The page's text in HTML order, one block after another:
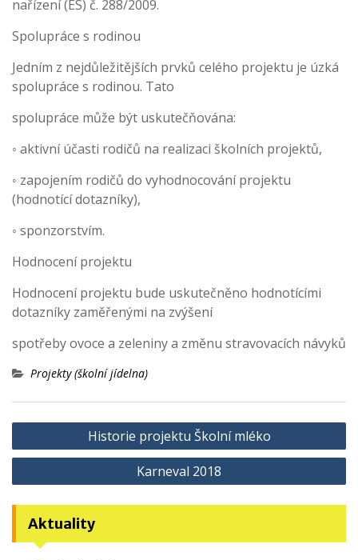
nařízení (ES) č. 288/2009.
Spolupráce s rodinou
Jedním z nejdůležitějších prvků celého projektu je úzká
spolupráce s rodinou. Tato
spolupráce může být uskutečňována:
◦ aktivní účasti rodičů na realizaci školních projektů,
◦ zapojením rodičů do vyhodnocování projektu
(hodnotící dotazníky),
◦ sponzorstvím.
Hodnocení projektu
Hodnocení projektu bude uskutečněno hodnotícími
dotazníky zaměřenými na zvýšení
spotřeby ovoce a zeleniny a změnu stravovacích návyků
Projekty (školní jídelna)
Navigace
pro
Historie projektu Školní mléko
Karneval 2018
Aktuality